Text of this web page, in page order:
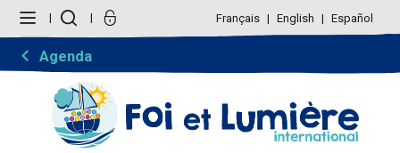
contenu.
navigation
personnels
Français English Español
Agenda